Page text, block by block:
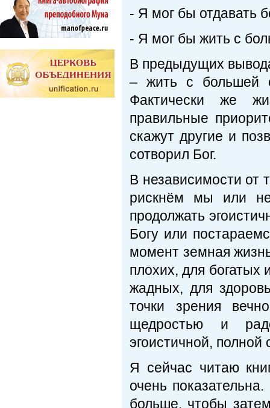
- Я мог бы отдавать
- Я мог бы жить с
В предыдущих
– жить с большей
Фактически же
правильные
скажут другие и
сотворил Бог.
В независимости от
рискнём мы или
продолжать
Богу или
момент земная
плохих, для
жадных, для
точки зрения
щедростью и
эгоистичной,
Я сейчас читаю
очень
больше, чтобы